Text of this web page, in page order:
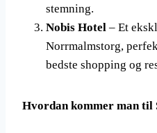
stemning.
Nobis Hotel – Et
Norrmalmstorg,
bedste shopping og
Hvordan kommer man til